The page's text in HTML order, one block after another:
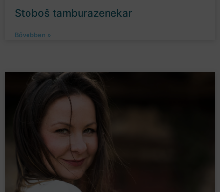
Stoboš tamburazenekar
Bővebben »